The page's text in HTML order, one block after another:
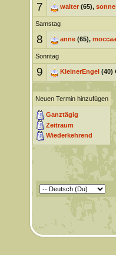
7 walter(65),
Samstag
8 anne(65),
Sonntag
9 KleinerEngel (40)
Neuen Termin hinzufügen
Ganztägig
Zeitraum
Wiederkehrend